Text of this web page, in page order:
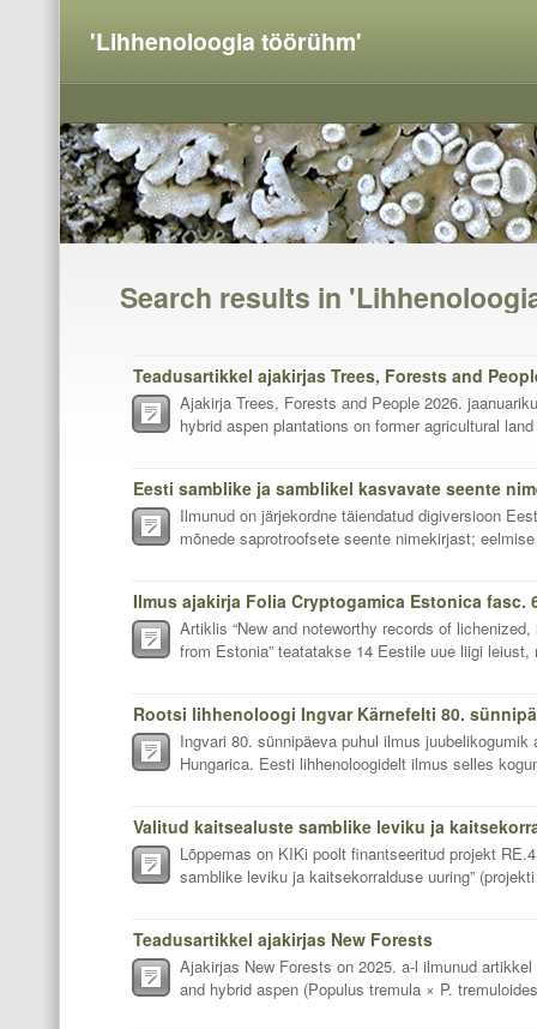
'Lihhenoloogia töörühm'
Search results in
Teadusartikkel ajakirjas Trees, Forests and
Ajakirja Trees, Forests and People 2026.
hybrid aspen plantations on former agricultural
Ilmunud on järjekordne täiendatud digiversioon
mõnede saprotroofsete seente nimekirjast;
Ilmus ajakirja Folia Cryptogamica Estonica fasc.
Artiklis “New and noteworthy records of
from Estonia” teatatakse 14 Eestile uue liigi leiust,
Ingvari 80. sünnipäeva puhul ilmus
Hungarica. Eesti lihhenoloogidelt ilmus selles
Valitud kaitsealuste samblike leviku ja
Lõppemas on KIKi poolt finantseeritud projekt
samblike leviku ja kaitsekorralduse uuring”
Teadusartikkel ajakirjas New Forests
Ajakirjas New Forests on 2025. a-l ilmunud
and hybrid aspen (Populus tremula × P.